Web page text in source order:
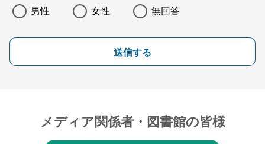
男性 女性 無回答
送信する
メディア関係者・図書館の皆様